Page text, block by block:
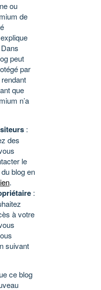
ou
de
peut
par
que
n’a
:
des
le
blog en
.
:
à votre
suivant
ce blog